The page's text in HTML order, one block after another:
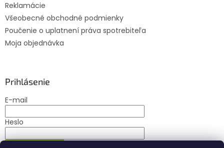
s
u
Reklamácie
Všeobecné obchodné podmienky
Poučenie o uplatnení práva spotrebiteľa
Moja objednávka
Prihlásenie
E-mail
Heslo